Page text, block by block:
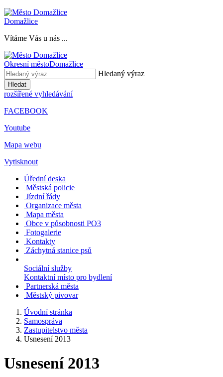
Domažlice
Vítáme Vás u nás ...
Okresní městoDomažlice
Hledaný výraz
Hledat
rozšířené vyhledávání
FACEBOOK
Youtube
Mapa webu
Vytisknout
Úřední deska
Městská policie
Jízdní řády
Organizace města
Mapa města
Obce v působnosti PO3
Fotogalerie
Kontakty
Záchytná stanice psů
Sociální služby
Kontaktní místo pro bydlení
Partnerská města
Městský pivovar
Úvodní stránka
Samospráva
Zastupitelstvo města
Usnesení 2013
Usnesení 2013